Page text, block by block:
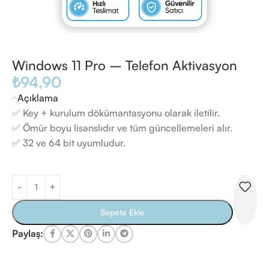
Windows 11 Pro – Telefon Aktivasyon
₺94,90
Açıklama
✅ Key + kurulum dökümantasyonu olarak iletilir.
✅ Ömür boyu lisanslıdır ve tüm güncellemeleri alır.
✅ 32 ve 64 bit uyumludur.
Sepete Ekle
Paylaş: